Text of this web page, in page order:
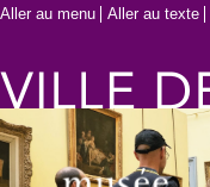
Aller au menu Aller au texte